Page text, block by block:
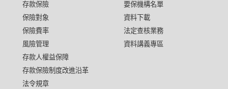
存款保險
保險對象
保險費率
風險管理
存款人權益保障
存款保險制度改進沿革
法令規章
要保機構名單
資料下載
法定查核業務
資料講義專區